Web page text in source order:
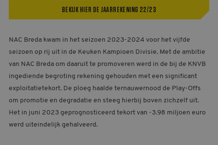
BEKIJK HIER DE JAARREKENING 22/23
NAC Breda kwam in het seizoen 2023-2024 voor het vijfde
seizoen op rij uit in de Keuken Kampioen Divisie. Met de ambitie
van NAC Breda om daaruit te promoveren werd in de bij de KNVB
ingediende begroting rekening gehouden met een significant
exploitatietekort. De ploeg haalde ternauwernood de Play-Offs
om promotie en degradatie en steeg hierbij boven zichzelf uit.
Het in juni 2023 geprognosticeerd tekort van -3.98 miljoen euro
werd uiteindelijk gehalveerd.